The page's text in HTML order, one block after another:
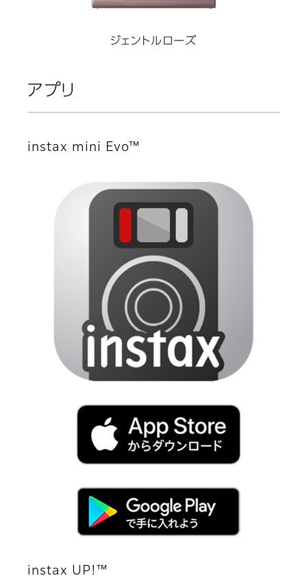
ジェントルローズ
アプリ
instax mini Evo™
instax UP!™